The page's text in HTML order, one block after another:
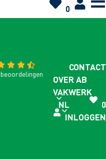
0
beoordelingen
CONTACT
OVER AB
VAKWERK
NL
0
INLOGGEN